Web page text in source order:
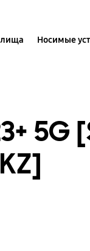
Носимые
5G